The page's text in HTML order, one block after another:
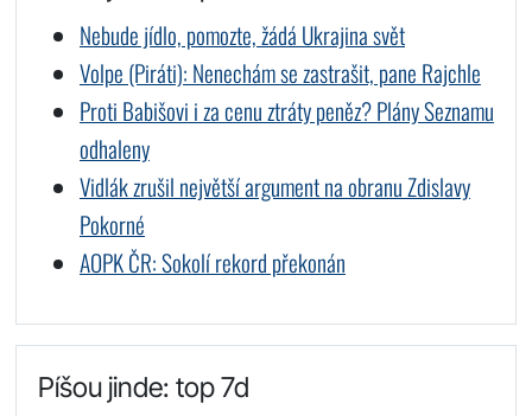
Nebude jídlo, pomozte, žádá Ukrajina svět
Volpe (Piráti): Nenechám se zastrašit, pane Rajchle
Proti Babišovi i za cenu ztráty peněz? Plány Seznamu
odhaleny
Vidlák zrušil největší argument na obranu Zdislavy
Pokorné
AOPK ČR: Sokolí rekord překonán
Píšou jinde: top 7d